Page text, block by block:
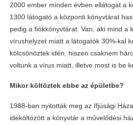
2000 ember minden évben ellátogat a
1300 látogató a központi könyvtárat
pedig a fiókkönyvtárat. Van, aki mind a
vírushelyzet miatt a látogatók 30%-kal
kölcsönöztek idén, hiszen csaknem
voltunk a vírus miatt, illetve most is be
Mikor költöztek ebbe az épületbe?
1988-ban nyitották meg az Ifjúsági
ideköltözött a könyvtár a művelődési